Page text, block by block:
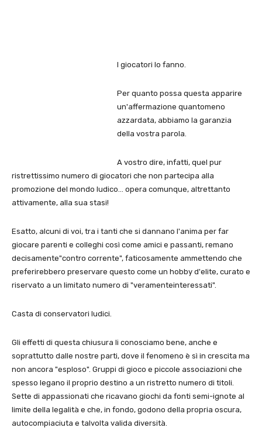
I giocatori lo fanno.
Per quanto possa questa apparire
un'affermazione quantomeno
azzardata, abbiamo la garanzia
della vostra parola.
A vostro dire, infatti, quel pur
ristrettissimo numero di giocatori che non partecipa alla
promozione del mondo ludico… opera comunque, altrettanto
attivamente, alla sua stasi!
Esatto, alcuni di voi, tra i tanti che si dannano l'anima per far
giocare parenti e colleghi così come amici e passanti, remano
decisamente"contro corrente", faticosamente ammettendo che
preferirebbero preservare questo come un hobby d'elite, curato e
riservato a un limitato numero di "veramenteinteressati".
Casta di conservatori ludici.
Gli effetti di questa chiusura li conosciamo bene, anche e
soprattutto dalle nostre parti, dove il fenomeno è sì in crescita ma
non ancora "esploso". Gruppi di gioco e piccole associazioni che
spesso legano il proprio destino a un ristretto numero di titoli.
Sette di appassionati che ricavano giochi da fonti semi-ignote al
limite della legalità e che, in fondo, godono della propria oscura,
autocompiaciuta e talvolta valida diversità.